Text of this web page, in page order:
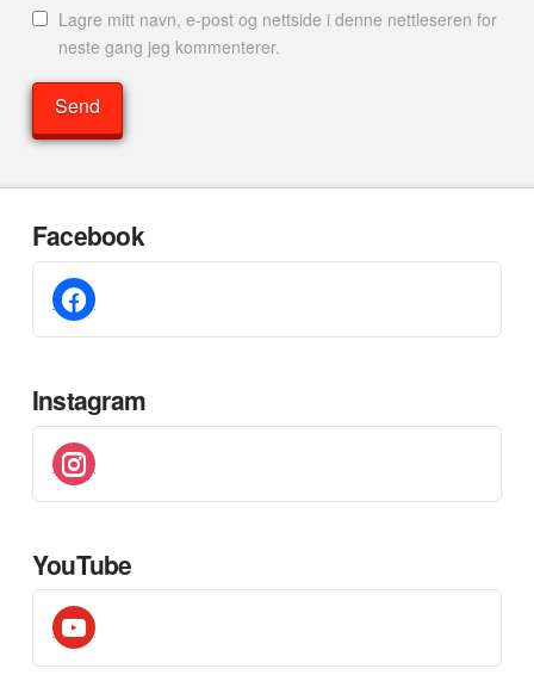
Lagre mitt navn, e-post og nettside i denne nettleseren for
neste gang jeg kommenterer.
Facebook
facebook
Instagram
instagram
YouTube
youtube